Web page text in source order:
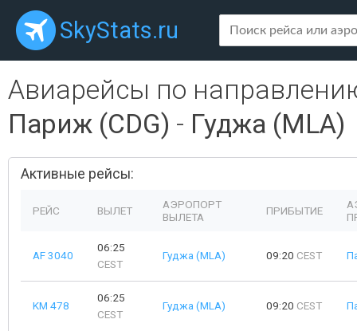
SkyStats.ru
Авиарейсы по
Париж (CDG) - Гуджа (MLA)
Активные рейсы:
РЕЙС ВЫЛЕТ
АЭРОПОРТ
ВЫЛЕТА
ПРИБЫТИЕ
AF 3040
06:25
CEST
Гуджа (MLA) 09:20 CEST
KM 478
06:25
CEST
Гуджа (MLA) 09:20 CEST